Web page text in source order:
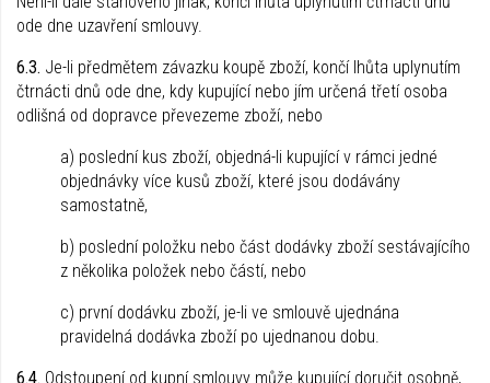
ode dne uzavření smlouvy.
6.3. Je-li předmětem závazku koupě zboží, končí lhůta uplynutím
čtrnácti dnů ode dne, kdy kupující nebo jím určená třetí osoba
odlišná od dopravce převezeme zboží, nebo
a) poslední kus zboží, objedná-li kupující v rámci jedné
objednávky více kusů zboží, které jsou dodávány
samostatně,
b) poslední položku nebo část dodávky zboží sestávajícího
z několika položek nebo částí, nebo
c) první dodávku zboží, je-li ve smlouvě ujednána
pravidelná dodávka zboží po ujednanou dobu.
6.4. Odstoupení od kupní smlouvy může kupující doručit osobně,